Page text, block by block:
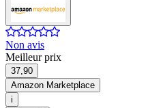
Non avis
Meilleur prix
37,90
Amazon Marketplace
i